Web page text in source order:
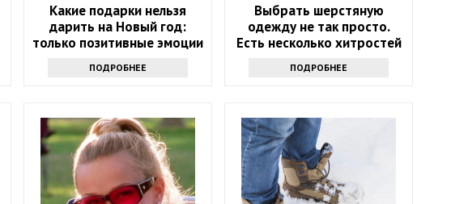
Какие подарки нельзя
дарить на Новый год:
только позитивные эмоции
ПОДРОБНЕЕ
Выбрать шерстяную
одежду не так просто.
Есть несколько хитростей
ПОДРОБНЕЕ